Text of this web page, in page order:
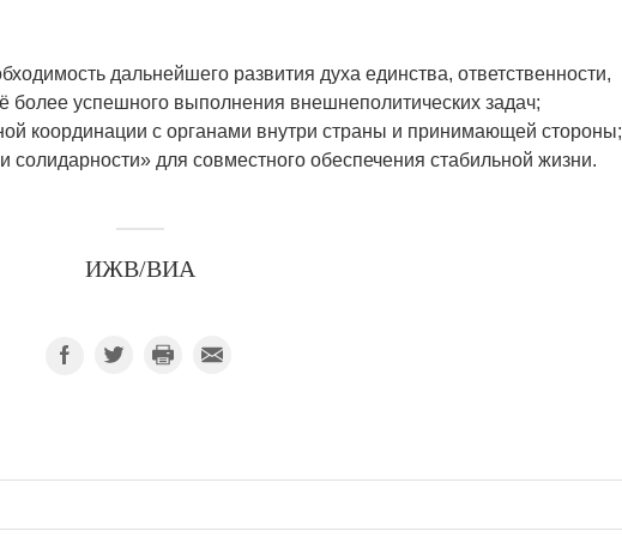
дальнейшего развития духа единства, ответственности,
более успешного выполнения внешнеполитических задач;
координации с органами внутри страны и принимающей стороны;
для совместного обеспечения стабильной жизни.
ИЖВ/ВИА